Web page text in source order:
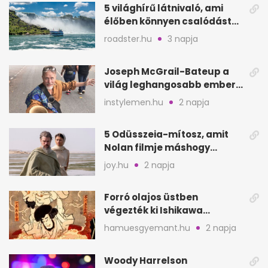
5 világhírű látnivaló, ami
élőben könnyen csalódást
okozhat
roadster.hu 3 napja
Joseph McGrail-Bateup a
világ leghangosabb embere
lett Ausztráliából
instylemen.hu 2 napja
5 Odüsszeia-mítosz, amit
Nolan filmje máshogy
mutat, mint Homérosz
joy.hu 2 napja
Forró olajos üstben
végezték ki Ishikawa
Goemont, Japán Robin
Hoodját
hamuesgyemant.hu 2 napja
Woody Harrelson